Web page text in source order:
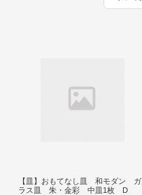
【皿】おもてなし皿 和モダン ガ
ラス皿 朱・金彩 中皿1枚 D